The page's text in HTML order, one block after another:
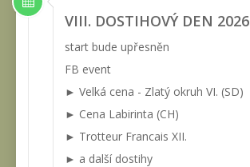
VIII. DOSTIHOVÝ DEN 2026
start bude upřesněn
FB event
► Velká cena - Zlatý okruh VI. (SD)
► Cena Labirinta (CH)
► Trotteur Francais XII.
► a další dostihy